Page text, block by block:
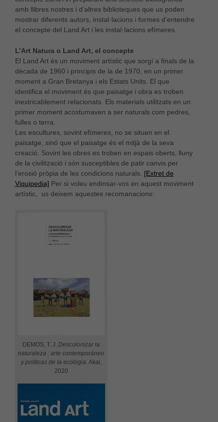
amb llibres nostres i d’altres biblioteques que us poden
mostrar diferents autors, instal·lacions i formes d’entendre
el concepte del Land Art i les instal·lacions efímeres.
L’Art Natura o Land Art, el concepte
El Land Art és un moviment artístic que sorgí a finals de la
dècada de 1960 i principis de la de 1970, en un primer
moment a Gran Bretanya i els Estats Units. El que
identifica el moviment és que paisatge i obra es troben
inextricablement relacionats. Els materials utilitzats en un
primer moment acostumaven a ser naturals com pedres,
fulles o terra.
Les escultures, sovint efímeres, no se situen en el
paisatge, sinó que el paisatge és el mitjà de la seva
creació. Sovint les obres es troben en espais oberts, lluny
de la civilització i són susceptibles de patir canvis per
l’erosió pròpia de les condicions naturals. [Extret de
Viquipedia] Per si voleu endinsar-vos en aquest moviment
artístic, us deixem aquestes recomanacions:
DEMOS, T. J. Descolonizar la
naturaleza : arte contemporáneo
y políticas de la ecologia. Akal,
2020